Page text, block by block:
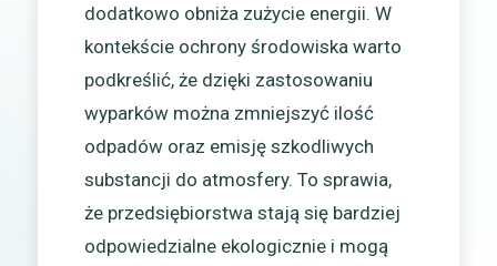
dodatkowo obniża zużycie energii. W
kontekście ochrony środowiska warto
podkreślić, że dzięki zastosowaniu
wyparków można zmniejszyć ilość
odpadów oraz emisję szkodliwych
substancji do atmosfery. To sprawia,
że przedsiębiorstwa stają się bardziej
odpowiedzialne ekologicznie i mogą